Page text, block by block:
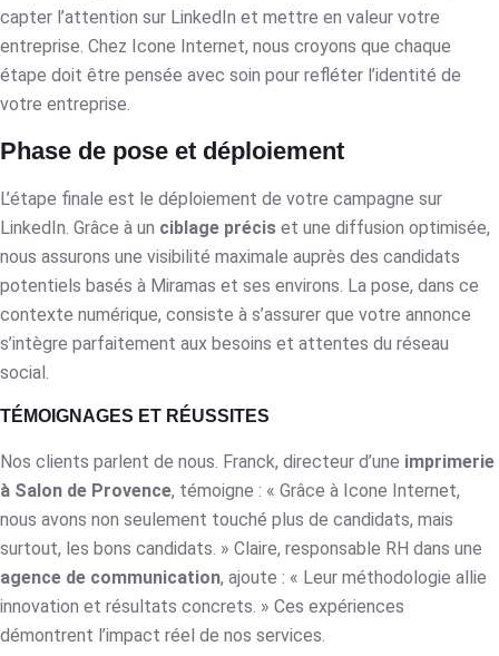
capter l’attention sur LinkedIn et mettre en valeur votre
entreprise. Chez Icone Internet, nous croyons que chaque
étape doit être pensée avec soin pour refléter l’identité de
votre entreprise.
Phase de pose et déploiement
L’étape finale est le déploiement de votre campagne sur
LinkedIn. Grâce à un ciblage précis et une diffusion optimisée,
nous assurons une visibilité maximale auprès des candidats
potentiels basés à Miramas et ses environs. La pose, dans ce
contexte numérique, consiste à s’assurer que votre annonce
s’intègre parfaitement aux besoins et attentes du réseau
social.
TÉMOIGNAGES ET RÉUSSITES
Nos clients parlent de nous. Franck, directeur d’une imprimerie
à Salon de Provence, témoigne : « Grâce à Icone Internet,
nous avons non seulement touché plus de candidats, mais
surtout, les bons candidats. » Claire, responsable RH dans une
agence de communication, ajoute : « Leur méthodologie allie
innovation et résultats concrets. » Ces expériences
démontrent l’impact réel de nos services.